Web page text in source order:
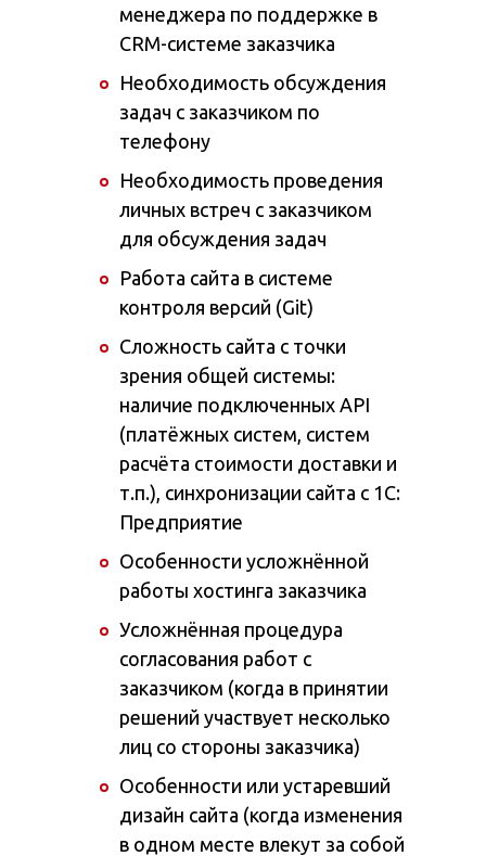
менеджера по поддержке в
CRM-системе заказчика
Необходимость обсуждения
задач с заказчиком по
телефону
Необходимость проведения
личных встреч с заказчиком
для обсуждения задач
Работа сайта в системе
контроля версий (Git)
Сложность сайта с точки
зрения общей системы:
наличие подключенных API
(платёжных систем, систем
расчёта стоимости доставки и
т.п.), синхронизации сайта с 1С:
Предприятие
Особенности усложнённой
работы хостинга заказчика
Усложнённая процедура
согласования работ с
заказчиком (когда в принятии
решений участвует несколько
лиц со стороны заказчика)
Особенности или устаревший
дизайн сайта (когда изменения
в одном месте влекут за собой